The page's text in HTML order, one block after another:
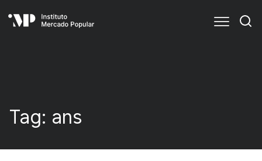
Tag: ans